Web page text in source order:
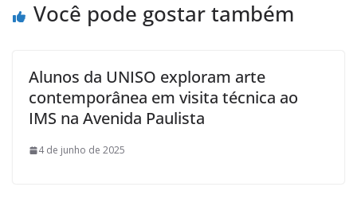
Você pode gostar também
Alunos da UNISO exploram arte
contemporânea em visita técnica ao
IMS na Avenida Paulista
4 de junho de 2025